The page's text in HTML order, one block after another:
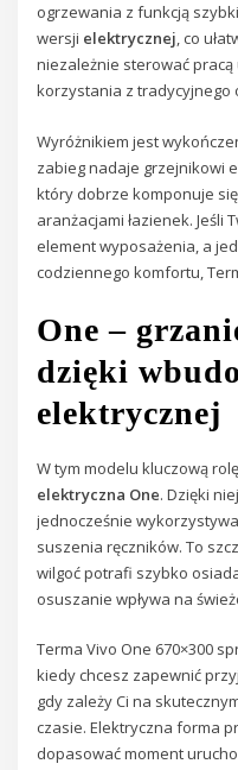
ogrzewania z funkcją
wersji elektrycznej, co
niezależnie sterować
korzystania z tradycyjnego
Wyróżnikiem jest
zabieg nadaje grzejnikowi
który dobrze komponuje
aranżacjami łazienek. Jeśli
element wyposażenia, a
codziennego komfortu,
One –
dzięki
elektrycznej
W tym modelu kluczową
elektryczna One. Dzięki
jednocześnie
suszenia ręczników. To
wilgoć potrafi szybko
osuszanie wpływa na
Terma Vivo One 670×300
kiedy chcesz zapewnić
gdy zależy Ci na
czasie. Elektryczna forma
dopasować moment